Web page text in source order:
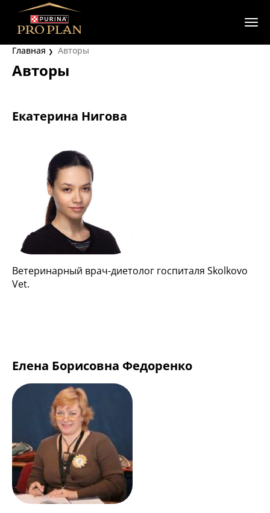
Главная Авторы
Авторы
Екатерина Нигова
Ветеринарный врач-диетолог госпиталя Skolkovo
Vet.
Елена Борисовна Федоренко